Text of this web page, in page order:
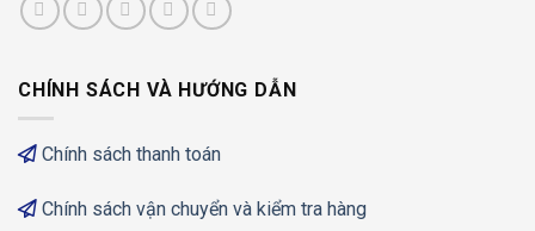
CHÍNH SÁCH VÀ HƯỚNG DẪN
Chính sách thanh toán
Chính sách vận chuyển và kiểm tra hàng